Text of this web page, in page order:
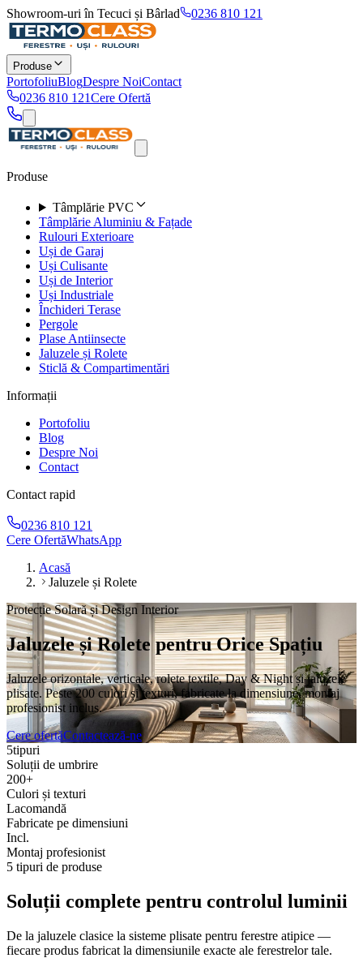
Showroom-uri în Tecuci și Bârlad 0236 810 121
Produse
PortofoliuBlogDespre NoiContact
0236 810 121Cere Ofertă
Produse
Tâmplărie PVC
Tâmplărie Aluminiu & Fațade
Rulouri Exterioare
Uși de Garaj
Uși Culisante
Uși de Interior
Uși Industriale
Închideri Terase
Pergole
Plase Antiinsecte
Jaluzele și Rolete
Sticlă & Compartimentări
Informații
Portofoliu
Blog
Despre Noi
Contact
Contact rapid
0236 810 121
Cere OfertăWhatsApp
Acasă
Jaluzele și Rolete
Protecție Solară și Design Interior
Jaluzele și Rolete pentru Orice Spațiu
Jaluzele orizontale, verticale, rolete textile, Day & Night și jaluzele
plisate. Peste 200 culori și texturi, fabricate la dimensiune, montaj
profesionist inclus.
Cere ofertăContactează-ne
5tipuri
Soluții de umbrire
200+
Culori și texturi
Lacomandă
Fabricate pe dimensiuni
Incl.
Montaj profesionist
5 tipuri de produse
Soluții complete pentru controlul luminii
De la jaluzele clasice la sisteme plisate pentru ferestre atipice —
fiecare produs fabricat la dimensiunile exacte ale ferestrelor tale.